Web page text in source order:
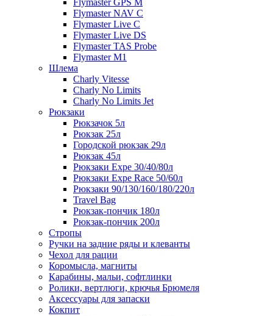
Flymaster GPS M
Flymaster NAV C
Flymaster Live C
Flymaster Live DS
Flymaster TAS Probe
Flymaster M1
Шлема
Charly Vitesse
Charly No Limits
Charly No Limits Jet
Рюкзаки
Рюкзачок 5л
Рюкзак 25л
Городской рюкзак 29л
Рюкзак 45л
Рюкзаки Expe 30/40/80л
Рюкзаки Expe Race 50/60л
Рюкзаки 90/130/160/180/220л
Travel Bag
Рюкзак-пончик 180л
Рюкзак-пончик 200л
Стропы
Ручки на задние ряды и клеванты
Чехол для рации
Коромысла, магниты
Карабины, мальи, софтлинки
Ролики, вертлюги, крючья Брюмеля
Аксессуары для запаски
Кокпит